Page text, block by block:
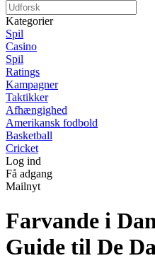
Kategorier
Spil
Casino
Spil
Ratings
Kampagner
Taktikker
Afhængighed
Amerikansk fodbold
Basketball
Cricket
Log ind
Få adgang
Mailnyt
Farvande i
Guide til De